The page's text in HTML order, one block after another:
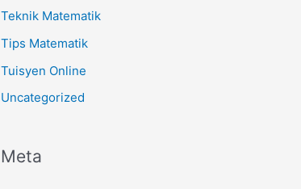
Teknik Matematik
Tips Matematik
Tuisyen Online
Uncategorized
Meta